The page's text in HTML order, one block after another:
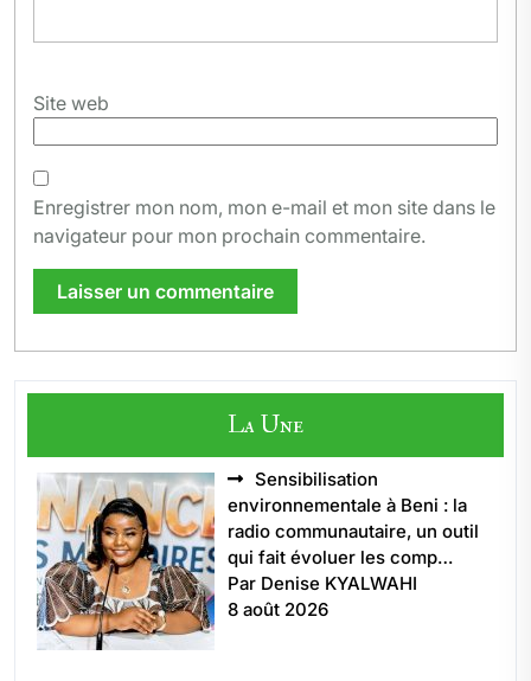
Site web
Enregistrer mon nom, mon e-mail et mon site dans le
navigateur pour mon prochain commentaire.
La Une
Sensibilisation
environnementale à Beni : la
radio communautaire, un outil
qui fait évoluer les comp…
Par Denise KYALWAHI
8 août 2026